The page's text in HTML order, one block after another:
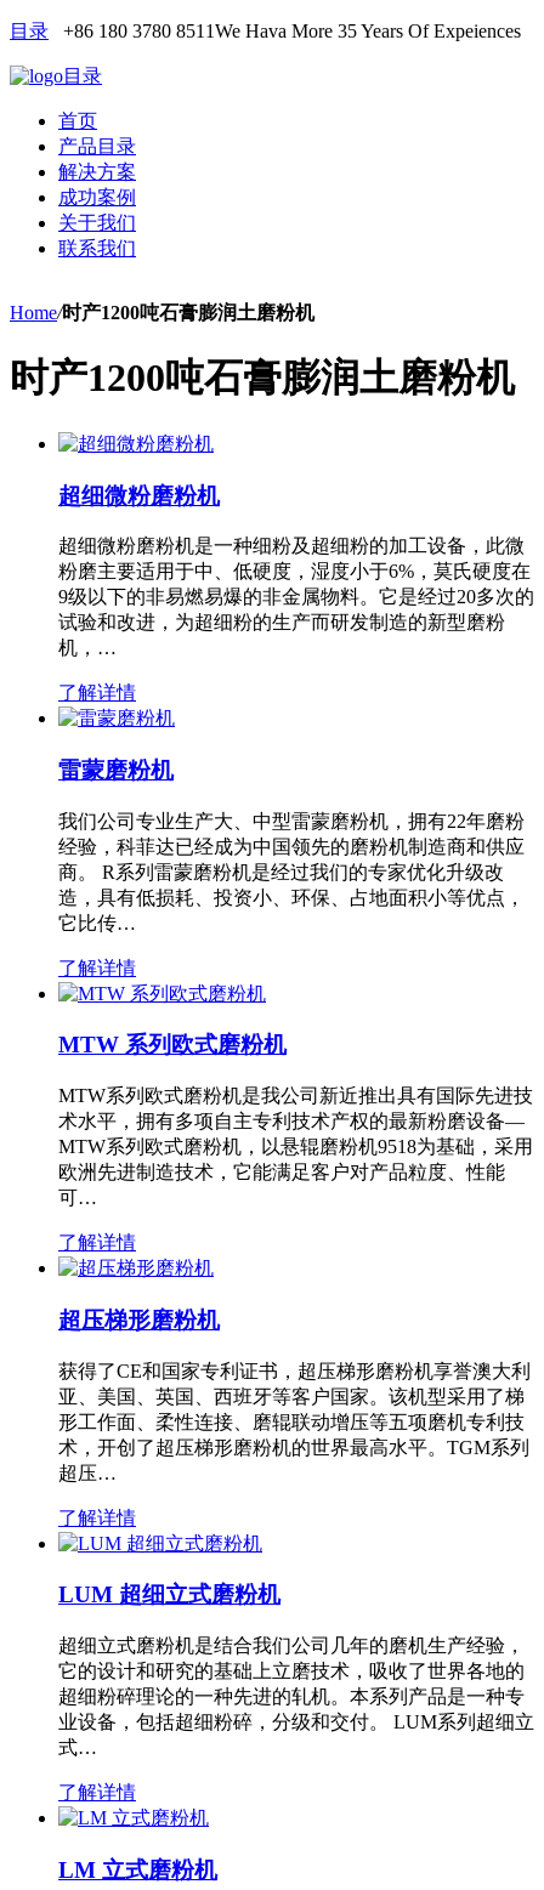
目录 +86 180 3780 8511We Hava More 35 Years Of Expeiences
目录
首页
产品目录
解决方案
成功案例
关于我们
联系我们
Home/时产1200吨石膏膨润土磨粉机
时产1200吨石膏膨润土磨粉机
超细微粉磨粉机
超细微粉磨粉机是一种细粉及超细粉的加工设备，此微
粉磨主要适用于中、低硬度，湿度小于6%，莫氏硬度在
9级以下的非易燃易爆的非金属物料。它是经过20多次的
试验和改进，为超细粉的生产而研发制造的新型磨粉
机，…
了解详情
雷蒙磨粉机
我们公司专业生产大、中型雷蒙磨粉机，拥有22年磨粉
经验，科菲达已经成为中国领先的磨粉机制造商和供应
商。 R系列雷蒙磨粉机是经过我们的专家优化升级改
造，具有低损耗、投资小、环保、占地面积小等优点，
它比传…
了解详情
MTW 系列欧式磨粉机
MTW系列欧式磨粉机是我公司新近推出具有国际先进技
术水平，拥有多项自主专利技术产权的最新粉磨设备—
MTW系列欧式磨粉机，以悬辊磨粉机9518为基础，采用
欧洲先进制造技术，它能满足客户对产品粒度、性能
可…
了解详情
超压梯形磨粉机
获得了CE和国家专利证书，超压梯形磨粉机享誉澳大利
亚、美国、英国、西班牙等客户国家。该机型采用了梯
形工作面、柔性连接、磨辊联动增压等五项磨机专利技
术，开创了超压梯形磨粉机的世界最高水平。TGM系列
超压…
了解详情
LUM 超细立式磨粉机
超细立式磨粉机是结合我们公司几年的磨机生产经验，
它的设计和研究的基础上立磨技术，吸收了世界各地的
超细粉碎理论的一种先进的轧机。本系列产品是一种专
业设备，包括超细粉碎，分级和交付。 LUM系列超细立
式…
了解详情
LM 立式磨粉机